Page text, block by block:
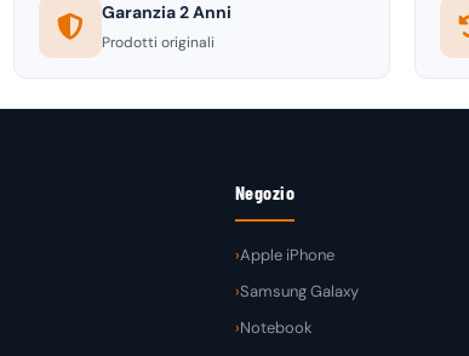
Garanzia 2 Anni
Prodotti originali
Negozio
Apple iPhone
Samsung Galaxy
Notebook